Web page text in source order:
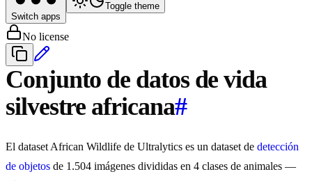
Switch apps
Toggle theme
No license
Conjunto de datos de vida
silvestre africana#
El dataset African Wildlife de Ultralytics es un dataset de detección
de objetos de 1.504 imágenes divididas en 4 clases de animales —